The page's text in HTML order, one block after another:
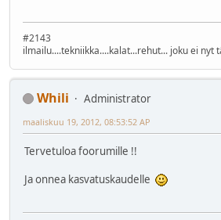
#2143
ilmailu....tekniikka....kalat...rehut... joku ei nyt
Whili
Administrator
maaliskuu 19, 2012, 08:53:52 AP
Tervetuloa foorumille !!
Ja onnea kasvatuskaudelle